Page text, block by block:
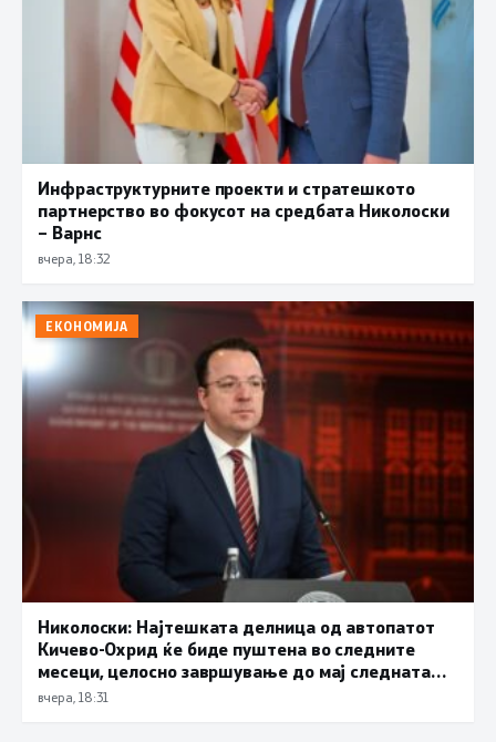
Инфраструктурните проекти и стратешкото
партнерство во фокусот на средбата Николоски
– Варнс
вчера, 18:32
ЕКОНОМИЈА
Николоски: Најтешката делница од автопатот
Кичево-Охрид ќе биде пуштена во следните
месеци, целосно завршување до мај следната
година
вчера, 18:31